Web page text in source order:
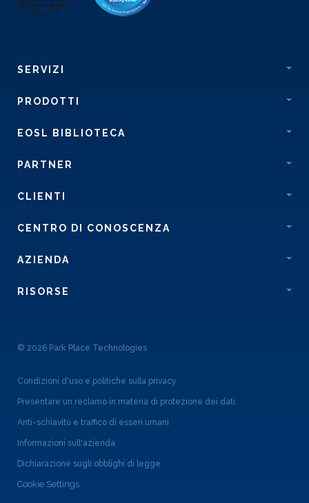
SERVIZI
PRODOTTI
EOSL BIBLIOTECA
PARTNER
CLIENTI
CENTRO DI CONOSCENZA
AZIENDA
RISORSE
© 2026 Park Place Technologies
Condizioni d'uso e politiche sulla privacy
Presentare un reclamo in materia di protezione dei dati
Anti-schiavitù e traffico di esseri umani
Informazioni sull'azienda
Dichiarazione sugli obblighi di legge
Cookie Settings